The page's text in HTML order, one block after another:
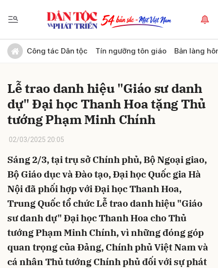
Công tác Dân tộc Tín ngưỡng tôn giáo Bản làng
Lễ trao danh hiệu "Giáo sư danh
dự" Đại học Thanh Hoa tặng Thủ
tướng Phạm Minh Chính
02/03/2025 20:05
Sáng 2/3, tại trụ sở Chính phủ, Bộ Ngoại giao,
Bộ Giáo dục và Đào tạo, Đại học Quốc gia Hà
Nội đã phối hợp với Đại học Thanh Hoa,
Trung Quốc tổ chức Lễ trao danh hiệu "Giáo
sư danh dự" Đại học Thanh Hoa cho Thủ
tướng Phạm Minh Chính, vì những đóng góp
quan trọng của Đảng, Chính phủ Việt Nam và
cá nhân Thủ tướng Chính phủ đối với sự phát
Gửi bình luận